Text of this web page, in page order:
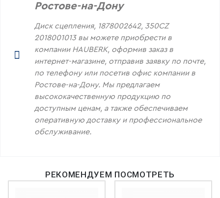
Ростове-на-Дону
Диск сцепления, 1878002642, 350CZ
2018001013 вы можете приобрести в
компании HAUBERK, оформив заказ в
интернет-магазине, отправив заявку по почте,
по телефону или посетив офис компании в
Ростове-на-Дону. Мы предлагаем
высококачественную продукцию по
доступным ценам, а также обеспечиваем
оперативную доставку и профессиональное
обслуживание.
РЕКОМЕНДУЕМ ПОСМОТРЕТЬ